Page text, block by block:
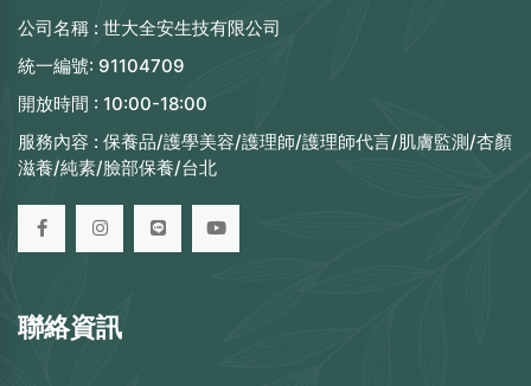
公司名稱 : 世大全安生技有限公司
統一編號: 91104709
開放時間 : 10:00-18:00
服務內容 : 保養品/護學美容/護理師/護理師代言/肌膚監測/杏顏
滋養/純素/臉部保養/台北
聯絡資訊